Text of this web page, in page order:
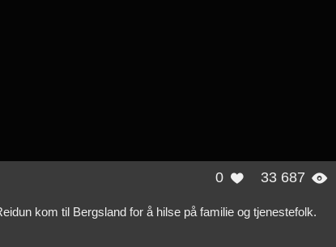
0  33 687 
kom til Bergsland for å hilse på familie og tjenestefolk.